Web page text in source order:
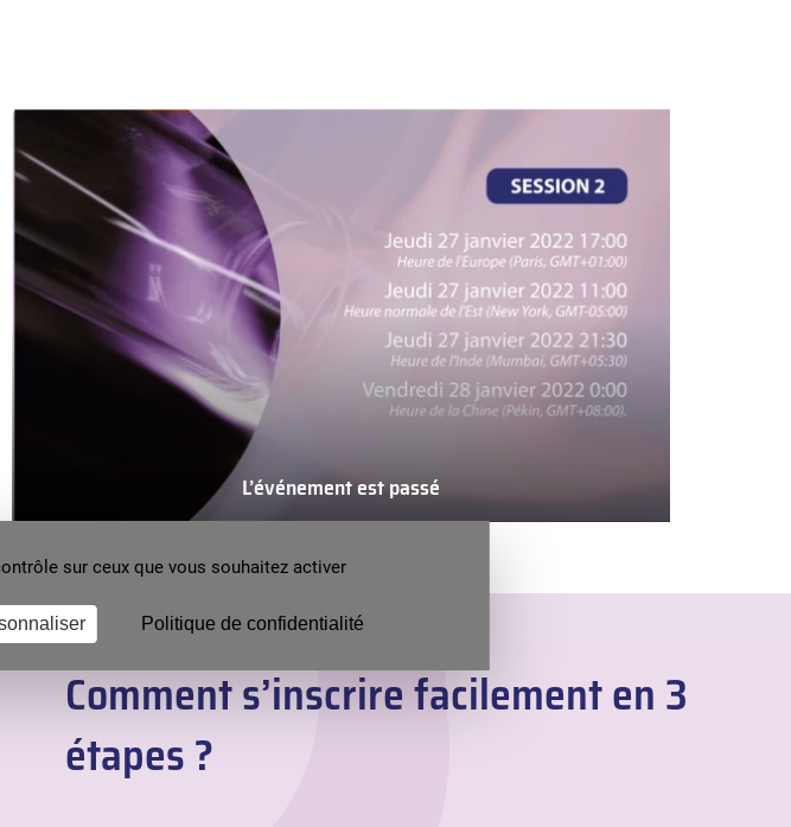
passé
L’événement est passé
Comment s’inscrire facilement en 3
étapes ?
sur ceux que vous souhaitez activer
Politique de confidentialité